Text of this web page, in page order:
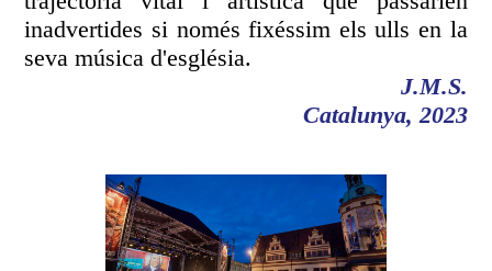
inadvertides si només fixéssim els ulls en la
seva música d'església.
J.M.S.
Catalunya, 2023